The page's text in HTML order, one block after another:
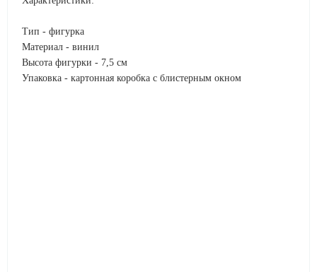
Тип - фигурка
Материал - винил
Высота фигурки - 7,5 см
Упаковка - картонная коробка с блистерным окном